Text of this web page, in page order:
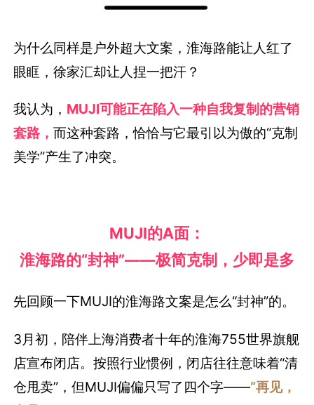
为什么同样是户外超大文案，淮海路能让人红了
眼眶，徐家汇却让人捏一把汗？
我认为， MUJI可能正在陷入一种自我复制的营销
套路，而这种套路，恰恰与它最引以为傲的“克制
美学”产生了冲突。
MUJI的A面：
淮海路的“封神”——极简克制，少即是多
先回顾一下MUJI的淮海路文案是怎么“封神”的。
3月初，陪伴上海消费者十年的淮海755世界旗舰
店宣布闭店。按照行业惯例，闭店往往意味着“清
仓甩卖”，但MUJI偏偏只写了四个字——“再见，